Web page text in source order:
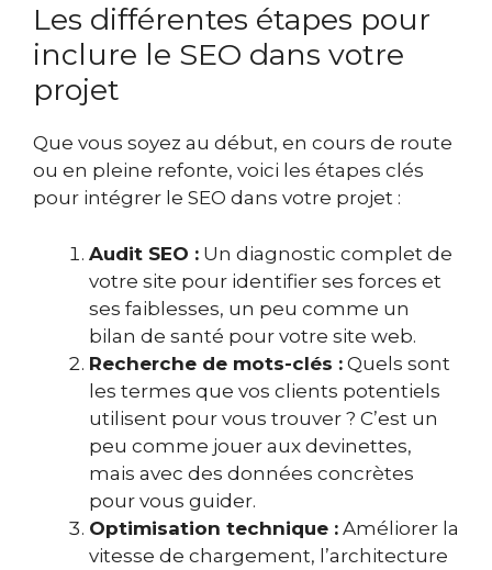
Les différentes étapes pour
inclure le SEO dans votre
projet
Que vous soyez au début, en cours de route
ou en pleine refonte, voici les étapes clés
pour intégrer le SEO dans votre projet :
Audit SEO : Un diagnostic complet de
votre site pour identifier ses forces et
ses faiblesses, un peu comme un
bilan de santé pour votre site web.
Recherche de mots-clés : Quels sont
les termes que vos clients potentiels
utilisent pour vous trouver ? C’est un
peu comme jouer aux devinettes,
mais avec des données concrètes
pour vous guider.
Optimisation technique : Améliorer la
vitesse de chargement, l’architecture